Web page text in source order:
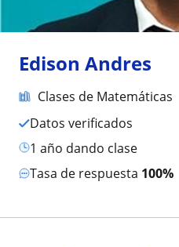
Edison Andres
Clases de Matemáticas
Datos verificados
1 año dando clase
Tasa de respuesta 100%